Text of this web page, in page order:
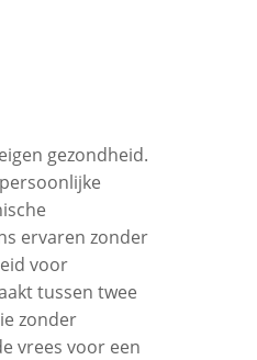
gezondheid.
ervaren zonder
voor
tussen twee
zonder
vrees voor een